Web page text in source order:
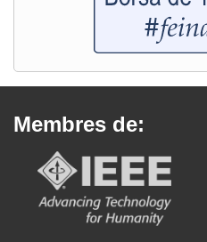
Membres de: